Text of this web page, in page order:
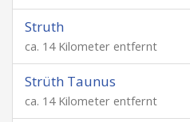
Struth
ca. 14 Kilometer entfernt
Strüth Taunus
ca. 14 Kilometer entfernt